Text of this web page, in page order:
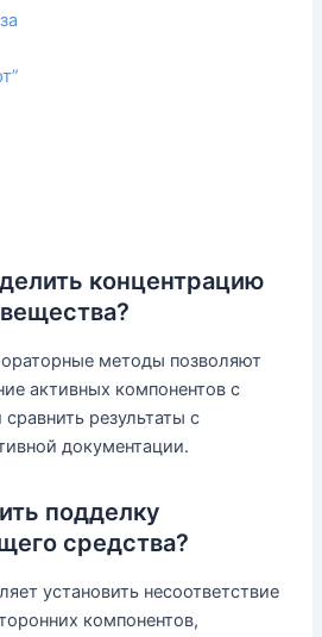
концентрацию
методы позволяют
активных компонентов с
результаты с
документации.
подделку
средства?
установить несоответствие
компонентов,